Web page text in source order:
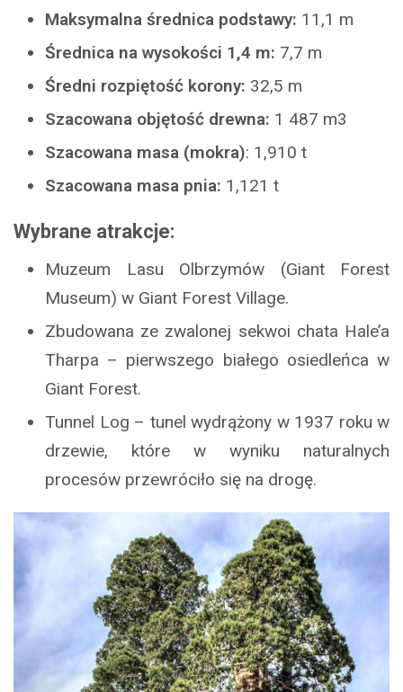
Maksymalna średnica podstawy: 11,1 m
Średnica na wysokości 1,4 m: 7,7 m
Średni rozpiętość korony: 32,5 m
Szacowana objętość drewna: 1 487 m3
Szacowana masa (mokra): 1,910 t
Szacowana masa pnia: 1,121 t
Wybrane atrakcje:
Muzeum Lasu Olbrzymów (Giant Forest
Museum) w Giant Forest Village.
Zbudowana ze zwalonej sekwoi chata Hale’a
Tharpa – pierwszego białego osiedleńca w
Giant Forest.
Tunnel Log – tunel wydrążony w 1937 roku w
drzewie, które w wyniku naturalnych
procesów przewróciło się na drogę.